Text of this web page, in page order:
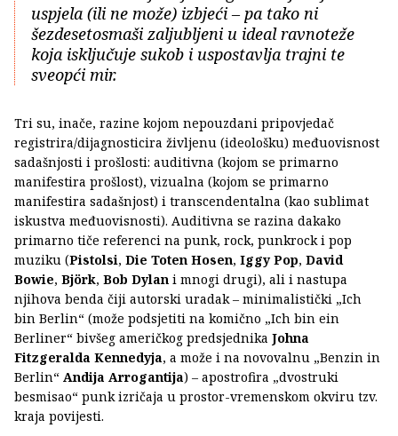
uspjela (ili ne može) izbjeći – pa tako ni
šezdesetosmaši zaljubljeni u ideal ravnoteže
koja isključuje sukob i uspostavlja trajni te
sveopći mir.
Tri su, inače, razine kojom nepouzdani pripovjedač
registrira/dijagnosticira življenu (ideološku) međuovisnost
sadašnjosti i prošlosti: auditivna (kojom se primarno
manifestira prošlost), vizualna (kojom se primarno
manifestira sadašnjost) i transcendentalna (kao sublimat
iskustva međuovisnosti). Auditivna se razina dakako
primarno tiče referenci na punk, rock, punkrock i pop
muziku (Pistolsi, Die Toten Hosen, Iggy Pop, David
Bowie, Björk, Bob Dylan i mnogi drugi), ali i nastupa
njihova benda čiji autorski uradak – minimalistički „Ich
bin Berlin“ (može podsjetiti na komično „Ich bin ein
Berliner“ bivšeg američkog predsjednika Johna
Fitzgeralda Kennedyja, a može i na novovalnu „Benzin in
Berlin“ Andija Arrogantija) – apostrofira „dvostruki
besmisao“ punk izričaja u prostor-vremenskom okviru tzv.
kraja povijesti.